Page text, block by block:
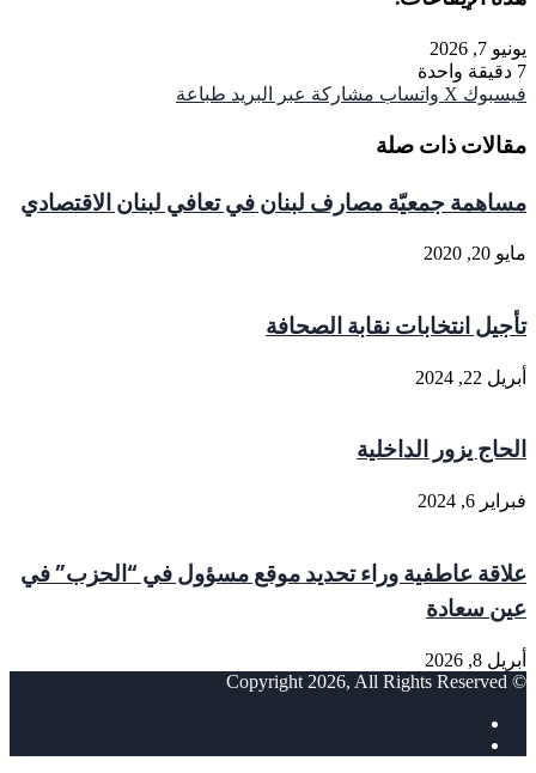
يونيو 7, 2026
7 دقيقة واحدة
فيسبوك ‫X واتساب مشاركة عبر البريد طباعة
مقالات ذات صلة
مساهمة جمعيّة مصارف لبنان في تعافي لبنان الاقتصادي
مايو 20, 2020
تأجيل انتخابات نقابة الصحافة
أبريل 22, 2024
الحاج يزور الداخلية
فبراير 6, 2024
علاقة عاطفية وراء تحديد موقع مسؤول في “الحزب” في
عين سعادة
أبريل 8, 2026
© Copyright 2026, All Rights Reserved